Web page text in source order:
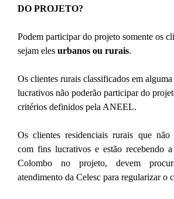
DO PROJETO?
Podem participar do projeto somente os
sejam eles urbanos ou rurais.
Os clientes rurais classificados em
lucrativos não poderão participar do
critérios definidos pela ANEEL.
Os clientes residenciais rurais que não
com fins lucrativos e estão recebendo
Colombo no projeto, devem
atendimento da Celesc para regularizar o